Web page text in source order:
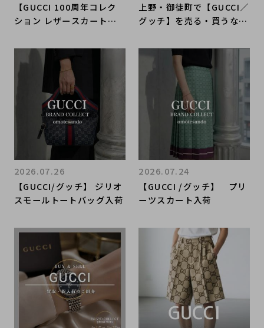
【GUCCI 100周年コレク
ション レザースカート】
ーな一着が原宿竹下通り店
に新入荷！オンラインスト
ア掲載中
上野・御徒町で【GUCCI／
グッチ】を売る・買うなら
町店｜GG Canvas One S
houlder Bag／GGキャン
バス ワンショルダーバッ
グ入荷｜Buy & Sell Luxu
ry in Ueno Tokyo｜Tax
-Free Available
【GUCCI/グッチ】 ジリオ
スモールトートバッグ入荷
2026.07.26
【GUCCI /グッチ】 プリ
ーツスカート入荷
2026.07.24